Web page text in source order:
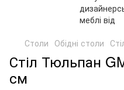
Столи Обідні столи
Стіл Тюльпан
см